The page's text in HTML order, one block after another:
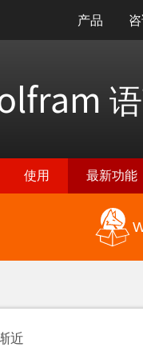
产品
使用 最新功能
近